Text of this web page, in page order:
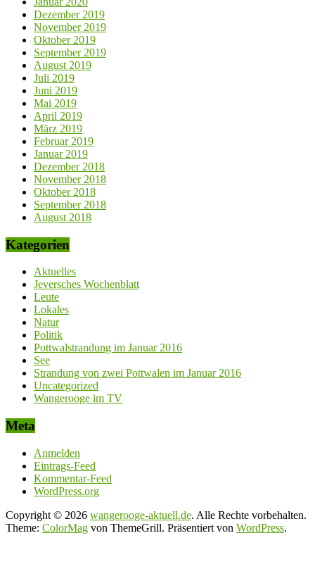
Dezember 2019
November 2019
Oktober 2019
September 2019
August 2019
Juli 2019
Juni 2019
Mai 2019
April 2019
März 2019
Februar 2019
Januar 2019
Dezember 2018
November 2018
Oktober 2018
September 2018
August 2018
Kategorien
Aktuelles
Jeversches Wochenblatt
Leute
Lokales
Natur
Politik
Pottwalstrandung im Januar 2016
See
Strandung von zwei Pottwalen im Januar 2016
Uncategorized
Wangerooge im TV
Meta
Anmelden
Eintrags-Feed
Kommentar-Feed
WordPress.org
Copyright © 2026 wangerooge-aktuell.de. Alle Rechte vorbehalten.
Theme: ColorMag von ThemeGrill. Präsentiert von WordPress.